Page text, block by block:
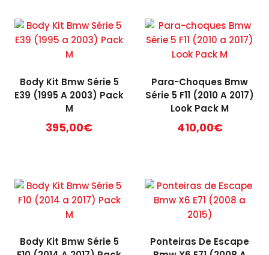
Body Kit Bmw Série 5
E39 (1995 A 2003) Pack
M
395,00€
Para-Choques Bmw
Série 5 F11 (2010 A 2017)
Look Pack M
410,00€
Body Kit Bmw Série 5
Ponteiras De Escape